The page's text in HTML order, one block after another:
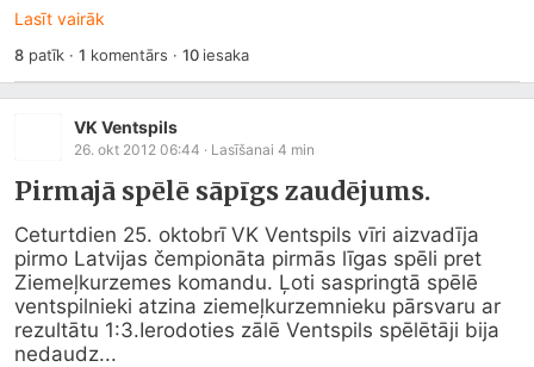
Lasīt vairāk
8patīk ·1 komentārs · 10iesaka
VK Ventspils
26. okt 2012 06:44 · Lasīšanai 4 min
Pirmajā spēlē sāpīgs zaudējums.
Ceturtdien 25. oktobrī VK Ventspils vīri aizvadīja
pirmo Latvijas čempionāta pirmās līgas spēli pret
Ziemeļkurzemes komandu. Ļoti saspringtā spēlē
ventspilnieki atzina ziemeļkurzemnieku pārsvaru ar
rezultātu 1:3.Ierodoties zālē Ventspils spēlētāji bija
nedaudz...